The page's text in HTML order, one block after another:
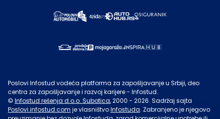
Poslovi Infostud vodeća platforma za zapošljavanje u Srbiji, deo
centra za zapošljavanje i razvoj karijere - Infostud.
© Infostud rešenja d.o.o. Subotica, 2000 - 2026. Sadržaj sajta
Poslovi.infostud.com je vlasništvoInfostuda. Zabranjeno je njegovo